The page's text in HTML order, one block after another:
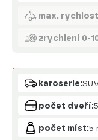
max.
zrychlení 0-
Karoserie
karoserie:
počet dveří:
počet míst:5